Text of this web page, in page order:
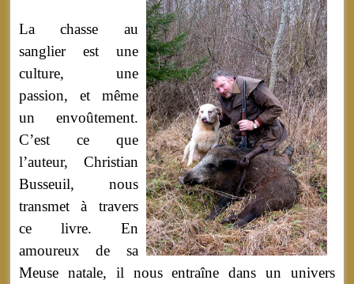
La chasse au
sanglier est une
culture, une
passion, et même
un envoûtement.
C’est ce que
l’auteur, Christian
Busseuil, nous
transmet à travers
ce livre. En
amoureux de sa
Meuse natale, il nous entraîne dans un univers